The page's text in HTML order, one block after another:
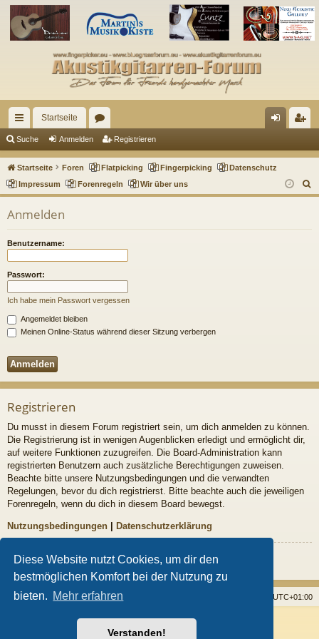
Diese Website nutzt Cookies, um dir den
bestmöglichen Komfort bei der Nutzung zu
bieten. Mehr erfahren
Verstanden!
ch
ne
llz
Startseite
en m ist
rie
Suche Anmelden Registrieren
Startseite Foren Flatpicking Fingerpicking
Datenschutz
Impressum
Forenregeln Wir über uns
u
Anmelden
Benutzername:
Passwort:
Ich habe mein Passwort vergessen
Angemeldet bleiben
Meinen Online-Status während dieser Sitzung verbergen
Registrieren
Du musst in diesem Forum registriert sein, um dich anmelden zu können.
Die Registrierung ist in wenigen Augenblicken erledigt und ermöglicht dir,
auf weitere Funktionen zuzugreifen. Die Board-Administration kann
registrierten Benutzern auch zusätzliche Berechtigungen zuweisen.
Beachte bitte unsere Nutzungsbedingungen und die verwandten
Regelungen, bevor du dich registrierst. Bitte beachte auch die jeweiligen
Forenregeln, wenn du dich in diesem Board bewegst.
Nutzungsbedingungen Datenschutzerklärung
Registrieren
Startseite Foren UTC+01:00
Powered byphpBB® Forum Software © phpBB Limited
Arty- Aktualisieren phpBB 3.2 von MrGaby